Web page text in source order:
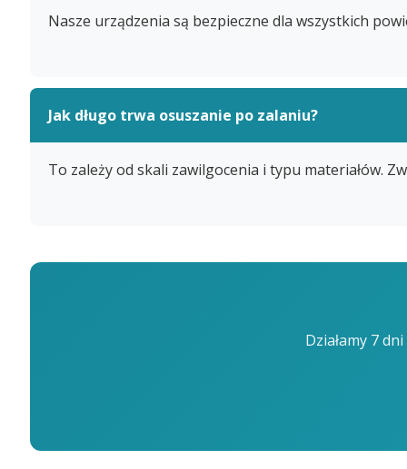
Nasze urządzenia są bezpieczne dla wszystkich
Jak długo trwa osuszanie po zalaniu?
To zależy od skali zawilgocenia i typu materiałów.
Działamy 7